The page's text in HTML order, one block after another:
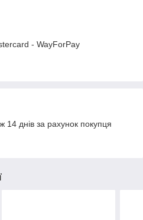
- WayForPay
днів за рахунок покупця